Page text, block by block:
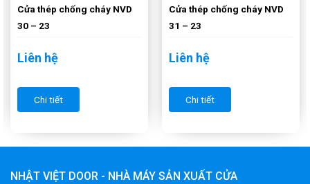
Cửa thép chống cháy NVD
30 – 23
Liên hệ
Chi tiết
Cửa thép chống cháy NVD
31 – 23
Liên hệ
Chi tiết
NHẬT VIỆT DOOR - NHÀ MÁY SẢN XUẤT CỬA